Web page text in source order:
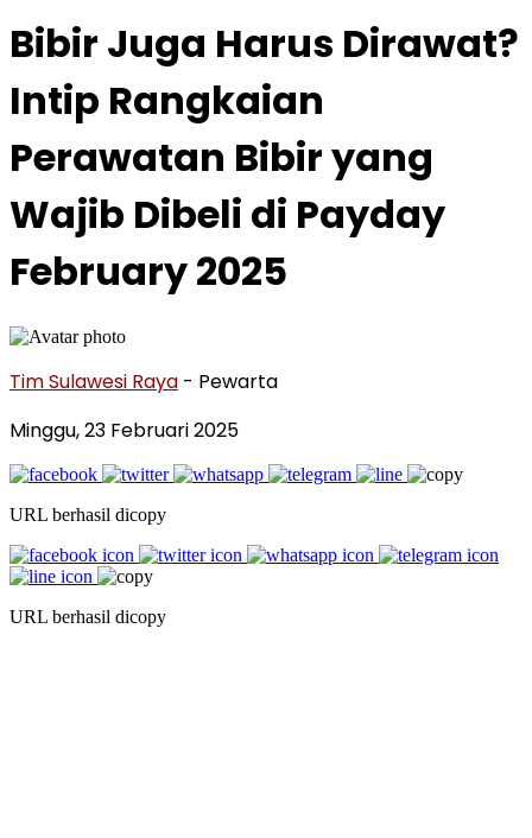
Bibir Juga Harus Dirawat?
Intip Rangkaian
Perawatan Bibir yang
Wajib Dibeli di Payday
February 2025
Tim Sulawesi Raya - Pewarta
Minggu, 23 Februari 2025
URL berhasil dicopy
URL berhasil dicopy